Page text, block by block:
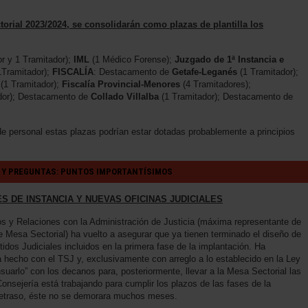
2023/2024, se consolidarán como plazas de plantilla los
y 1 Tramitador); IML (1 Médico Forense); Juzgado de 1ª Instancia e
FISCALÍA: Destacamento de Getafe-Leganés (1 Tramitador);
Tramitador); Fiscalía Provincial-Menores (4 Tramitadores);
Destacamento de Collado Villalba (1 Tramitador); Destacamento de
personal estas plazas podrían estar dotadas probablemente a principios
Y PREGUNTAS: PUNTOS IMPORTANTÍSIMOS
DE INSTANCIA Y NUEVAS OFICINAS JUDICIALES
y Relaciones con la Administración de Justicia (máxima representante de
Sectorial) ha vuelto a asegurar que ya tienen terminado el diseño de
Judiciales incluidos en la primera fase de la implantación. Ha
con el TSJ y, exclusivamente con arreglo a lo establecido en la Ley
con los decanos para, posteriormente, llevar a la Mesa Sectorial las
está trabajando para cumplir los plazos de las fases de la
éste no se demorara muchos meses.